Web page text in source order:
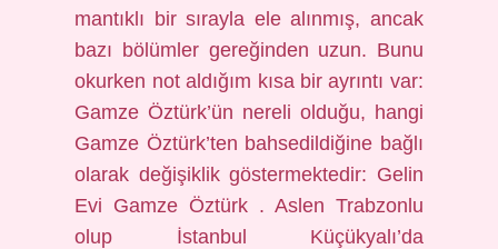
mantıklı bir sırayla ele alınmış, ancak
bazı bölümler gereğinden uzun. Bunu
okurken not aldığım kısa bir ayrıntı var:
Gamze Öztürk’ün nereli olduğu, hangi
Gamze Öztürk’ten bahsedildiğine bağlı
olarak değişiklik göstermektedir: Gelin
Evi Gamze Öztürk . Aslen Trabzonlu
olup İstanbul Küçükyalı’da